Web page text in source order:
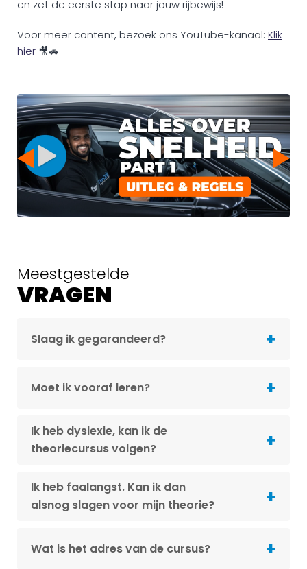
en zet de eerste stap naar jouw rijbewijs!
Voor meer content, bezoek ons YouTube-kanaal: Klik
hier 🎥🚗
Meestgestelde
VRAGEN
Slaag ik gegarandeerd?
Moet ik vooraf leren?
Ik heb dyslexie, kan ik de
theoriecursus volgen?
Ik heb faalangst. Kan ik dan
alsnog slagen voor mijn theorie?
Wat is het adres van de cursus?